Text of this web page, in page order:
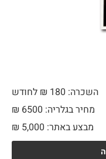
השכרה: 180 ₪ לחודש
מחיר בגלריה: 6500 ₪
מבצע באתר:
₪ 5,000